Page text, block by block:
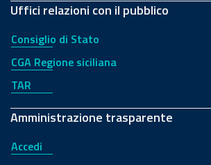
Uffici relazioni con il pubblico
Consiglio di Stato
CGA Regione siciliana
TAR
Amministrazione trasparente
Accedi